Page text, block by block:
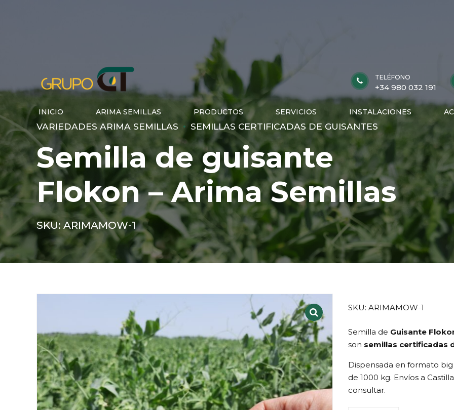
TELÉFONO
+34 980 032 191
INICIO ARIMA SEMILLAS PRODUCTOS SERVICIOS INSTALACIONES
VARIEDADES ARIMA SEMILLAS SEMILLAS CERTIFICADAS DE GUISANTES
Semilla de guisante
Flokon – Arima Semillas
SKU: ARIMAMOW-1
SKU: ARIMAMOW-1
Semilla de Guisante
son semillas certificadas
Dispensada en formato
de 1000 kg. Envíos a
consultar.